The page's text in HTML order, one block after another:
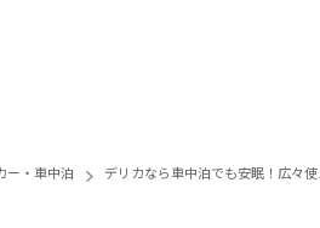
ー・車中泊 デリカなら車中泊でも安眠！広々